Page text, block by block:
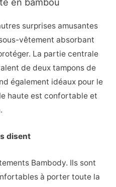
surprises amusantes
vêtement absorbant
La partie centrale
de deux tampons de
également idéaux pour le
haute est confortable et
disent
Bambody. Ils sont
à porter toute la